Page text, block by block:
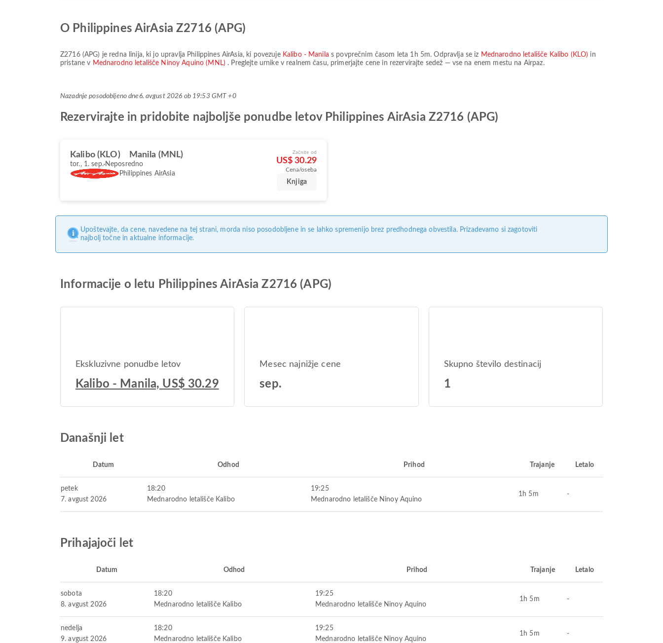
O Philippines AirAsia Z2716 (APG)
Z2716(APG) je redna linija, ki jo upravlja Philippines AirAsia, ki povezuje Kalibo - Manila s povprečnim časom leta 1h 5m. Odpravlja se iz Mednarodno letališče Kalibo (KLO) in
pristane v Mednarodno letališče Ninoy Aquino (MNL) . Preglejte urnike v realnem času, primerjajte cene in rezervirajte sedež — vse na enem mestu na Airpaz.
Nazadnje posodobljeno dne 6. avgust 2026 ob 19:53 GMT +0
Rezervirajte in pridobite najboljše ponudbe letov Philippines AirAsia Z2716 (APG)
Kalibo (KLO) Manila (MNL)
tor., 1. sep. Neposredno
Philippines AirAsia
Začnite od
US$ 30.29
Cena/oseba
Knjiga
Upoštevajte, da cene, navedene na tej strani, morda niso posodobljene in se lahko spremenijo brez predhodnega obvestila. Prizadevamo si zagotoviti
najbolj točne in aktualne informacije.
Informacije o letu Philippines AirAsia Z2716 (APG)
Ekskluzivne ponudbe letov
Kalibo - Manila, US$ 30.29
Mesec najnižje cene
sep.
Skupno število destinacij
1
Današnji let
Datum Odhod Prihod Trajanje Letalo
petek
7. avgust 2026
18:20
Mednarodno letališče Kalibo
19:25
Mednarodno letališče Ninoy Aquino
1h 5m -
Prihajajoči let
Datum Odhod Prihod Trajanje Letalo
sobota
8. avgust 2026
18:20
Mednarodno letališče Kalibo
19:25
Mednarodno letališče Ninoy Aquino
1h 5m -
nedelja
9. avgust 2026
18:20
Mednarodno letališče Kalibo
19:25
Mednarodno letališče Ninoy Aquino
1h 5m -